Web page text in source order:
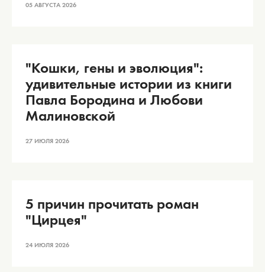
05 АВГУСТА 2026
"Кошки, гены и эволюция":
удивительные истории из книги
Павла Бородина и Любови
Малиновской
27 ИЮЛЯ 2026
5 причин прочитать роман
"Цирцея"
24 ИЮЛЯ 2026